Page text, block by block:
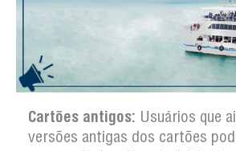
Cartões antigos: Usuários que
versões antigas dos cartões